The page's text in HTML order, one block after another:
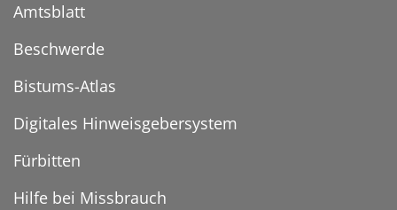
Amtsblatt
Beschwerde
Bistums-Atlas
Digitales Hinweisgebersystem
Fürbitten
Hilfe bei Missbrauch